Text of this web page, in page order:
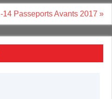
-14 Passeports Avants 2017 »